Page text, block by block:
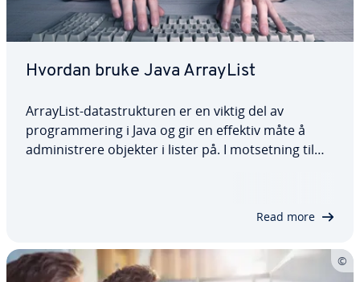
Hvordan bruke Java ArrayList
ArrayList-datastrukturen er en viktig del av
programmering i Java og gir en effektiv måte å
administrere objekter i lister på. I motsetning til
Read more